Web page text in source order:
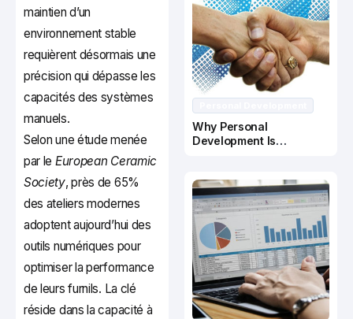
maintien d’un
environnement stable
requièrent désormais une
précision qui dépasse les
capacités des systèmes
manuels.
Selon une étude menée
par le European Ceramic
Society, près de 65%
des ateliers modernes
adoptent aujourd’hui des
outils numériques pour
optimiser la performance
de leurs furnils. La clé
réside dans la capacité à
Why Personal
Development Is